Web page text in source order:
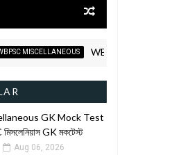
WBPSC Miscellaneous GK
GK Mock Test
GK মকটেস্ট
Aug 06, 2026